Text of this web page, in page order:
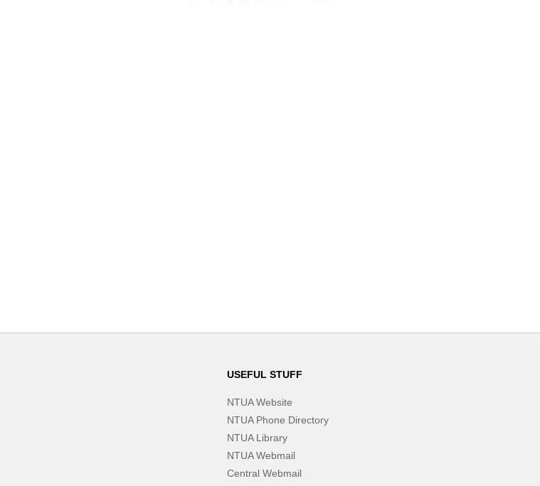
USEFUL STUFF
NTUA Website
NTUA Phone Directory
NTUA Library
NTUA Webmail
Central Webmail